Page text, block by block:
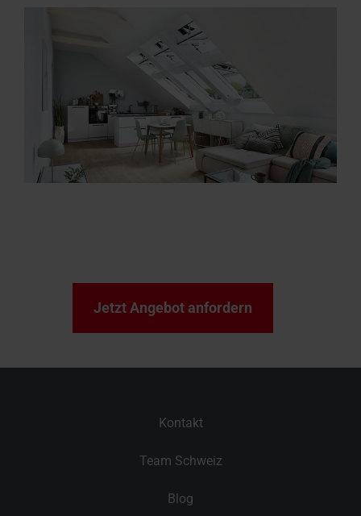
Jetzt Angebot anfordern
Kontakt
Team Schweiz
Blog